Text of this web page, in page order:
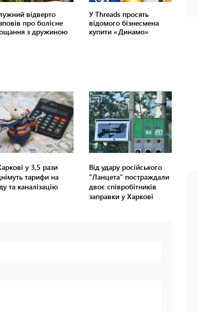
у 3,5 рази
тарифи на
та каналізацію
Від удару російського
"Ланцета" постраждали
двоє співробітників
заправки у Харкові